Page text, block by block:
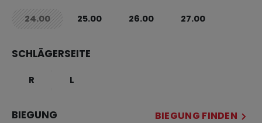
24.00not.available
25.00 26.00 27.00
SCHLÄGERSEITE
R L
BIEGUNG BIEGUNG FINDEN